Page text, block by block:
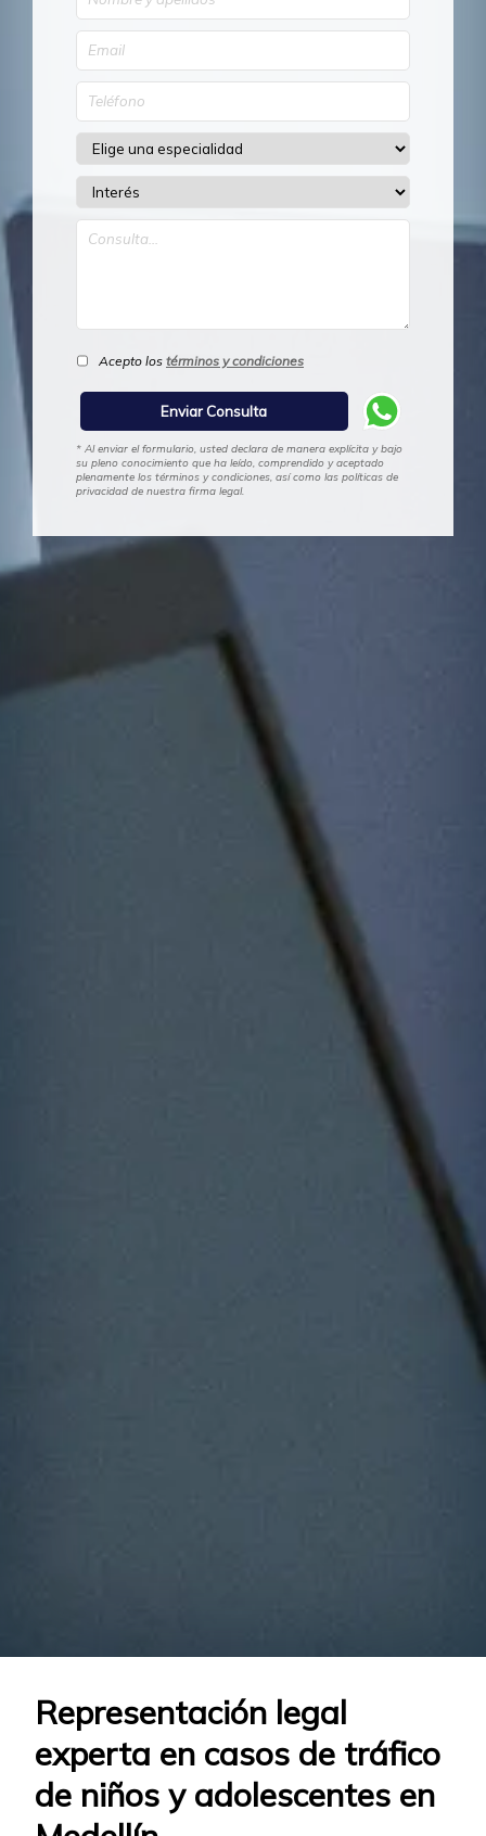
Acepto los términos y condiciones
* Al enviar el formulario, usted declara de manera explícita y bajo
su pleno conocimiento que ha leído, comprendido y aceptado
plenamente los términos y condiciones, así como las políticas de
privacidad de nuestra firma legal.
Representación legal
experta en casos de tráfico
de niños y adolescentes en